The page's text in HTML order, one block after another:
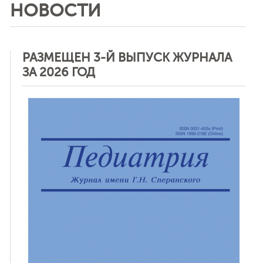
НОВОСТИ
РАЗМЕЩЕН 3-Й ВЫПУСК ЖУРНАЛА
ЗА 2026 ГОД